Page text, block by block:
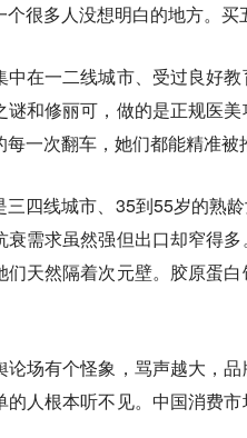
个很多人没想明白的地方。买
中在一二线城市、受过良好
谜和修丽可，做的是正规医
一次翻车，她们都能精准被
三四线城市、35到55岁的熟
衰需求虽然强但出口却窄得
们天然隔着次元壁。胶原蛋
论场有个怪象，骂声越大，
的人根本听不见。中国消费